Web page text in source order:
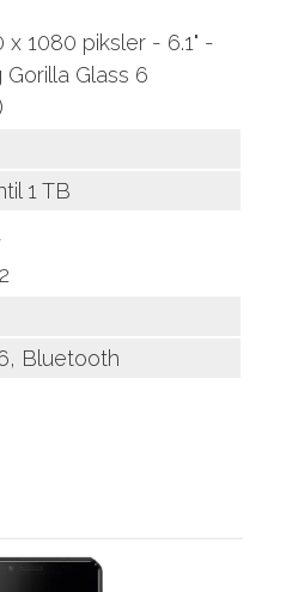
1080 piksler - 6.1" -
Glass 6
1 TB
Bluetooth